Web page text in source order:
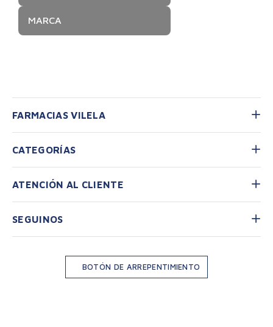
MARCA
FARMACIAS VILELA
CATEGORÍAS
ATENCIÓN AL CLIENTE
SEGUINOS
BOTÓN DE ARREPENTIMIENTO